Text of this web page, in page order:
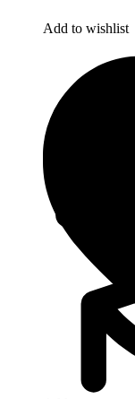
Add to wishlist